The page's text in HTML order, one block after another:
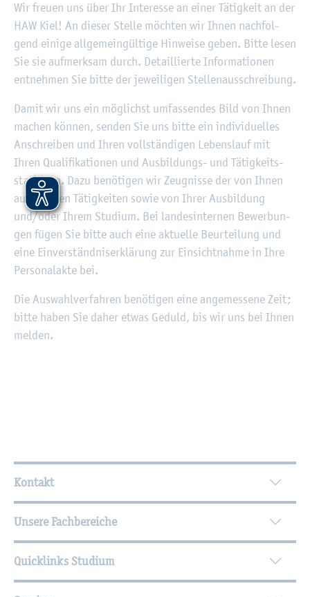
Wir freu­en uns über Ihr In­ter­es­se an einer Tä­tig­keit an der
HAW Kiel! An die­ser Stel­le möch­ten wir Ihnen nach­fol­
gend ei­ni­ge all­ge­mein­gül­ti­ge Hin­wei­se geben. Bitte lesen
Sie sie auf­merk­sam durch. De­tail­lier­te In­for­ma­tio­nen
ent­neh­men Sie bitte der je­wei­li­gen Stel­len­aus­schrei­bung.
Damit wir uns ein mög­lichst um­fas­sen­des Bild von Ihnen
ma­chen kön­nen, sen­den Sie uns bitte ein in­di­vi­du­el­les
An­schrei­ben und Ihren voll­stän­di­gen Le­bens­lauf mit
Ihren Qua­li­fi­ka­tio­nen und Aus­bil­dungs- und Tä­tig­keits­
sta­tio­nen. Dazu be­nö­ti­gen wir Zeug­nis­se der von Ihnen
aus­ge­üb­ten Tä­tig­kei­ten sowie von Ihrer Aus­bil­dung
und/oder Ihrem Stu­di­um. Bei lan­des­in­ter­nen Be­wer­bun­
gen fügen Sie bitte auch eine ak­tu­el­le Be­ur­tei­lung und
eine Ein­ver­ständ­nis­er­klä­rung zur Ein­sicht­nah­me in Ihre
Per­so­nal­ak­te bei.
Die Aus­wahl­ver­fah­ren be­nö­ti­gen eine an­ge­mes­se­ne Zeit;
bitte haben Sie daher etwas Ge­duld, bis wir uns bei Ihnen
mel­den.
Wei­ter­füh­ren­de In­for­ma­tio­nen
Kontakt
Unsere Fachbereiche
Quicklinks Studium